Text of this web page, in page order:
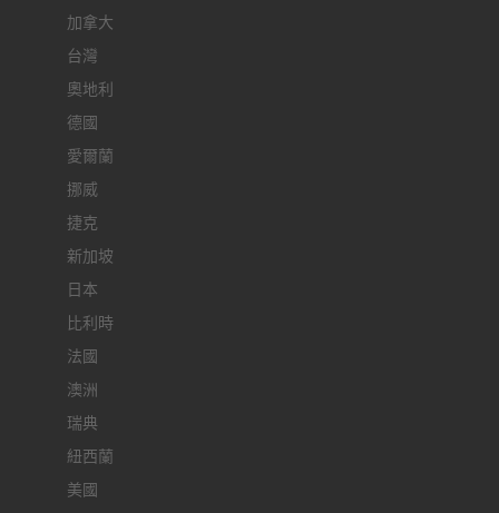
加拿大
台灣
奧地利
德國
愛爾蘭
挪威
捷克
新加坡
日本
比利時
法國
澳洲
瑞典
紐西蘭
美國